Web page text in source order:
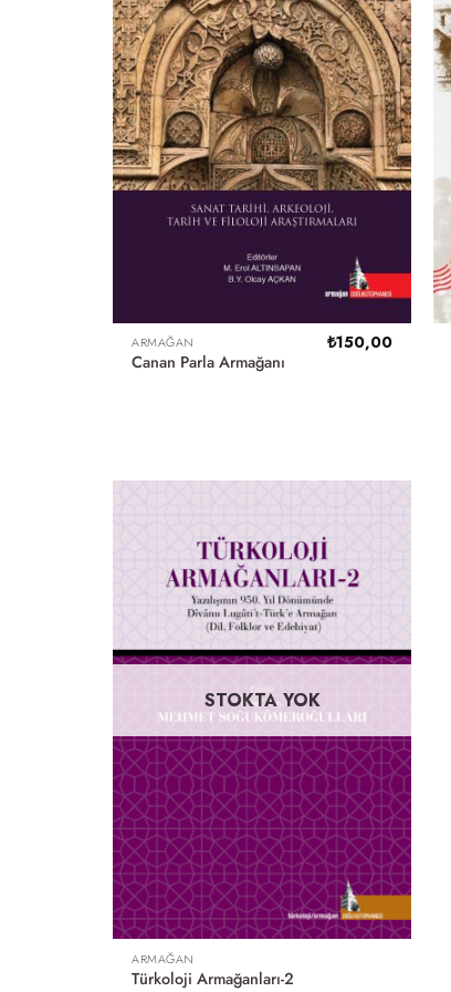
ARMAĞAN
Canan Parla Armağanı
₺150,00
STOKTA YOK
ARMAĞAN
Türkoloji Armağanları-2